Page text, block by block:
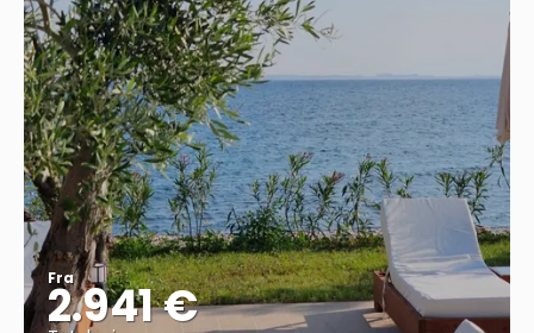
Fra
2.941 €